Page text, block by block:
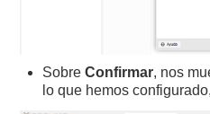
SobreConfirmar, nos
lo que hemos configurado,